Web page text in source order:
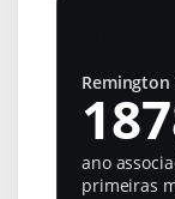
Remington
ano
primeiras